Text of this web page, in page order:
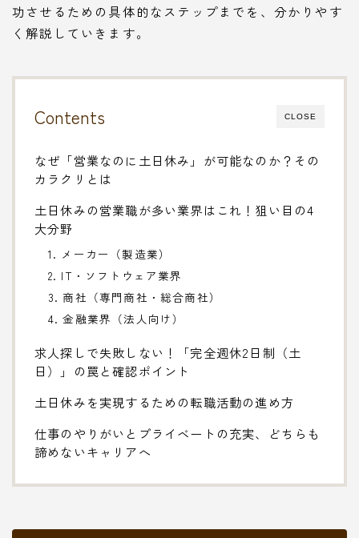
功させるための具体的なステップまでを、分かりやす
く解説していきます。
CLOSE
Contents
なぜ「営業なのに土日休み」が可能なのか？その
カラクリとは
土日休みの営業職が多い業界はこれ！狙い目の4
大分野
1. メーカー（製造業）
2. IT・ソフトウェア業界
3. 商社（専門商社・総合商社）
4. 金融業界（法人向け）
求人探しで失敗しない！「完全週休2日制（土
日）」の罠と確認ポイント
土日休みを実現するための転職活動の進め方
仕事のやりがいとプライベートの充実、どちらも
諦めないキャリアへ